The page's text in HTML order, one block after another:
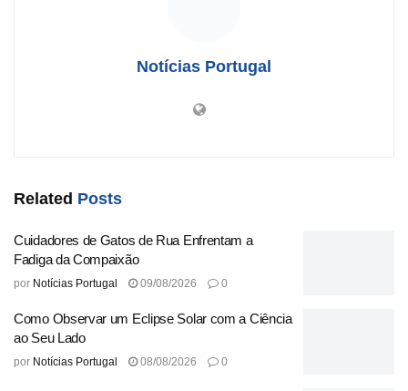
intenção de promover a prática de atividade física e o
comunidade académica. Espera-se que o torneio atraia um
Tags: 3x3 Estádio
Universitário
Notícias Portugal
Related Posts
Cuidadores de Gatos de Rua Enfrentam a
Fadiga da Compaixão
por Notícias Portugal 09/08/2026 0
Como Observar um Eclipse Solar com a Ciência
ao Seu Lado
por Notícias Portugal 08/08/2026 0